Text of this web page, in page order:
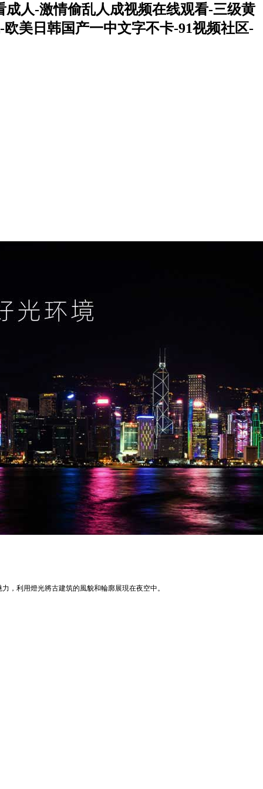
人-激情偷乱人成视频在线观看-三级黄
美日韩国产一中文字不卡-91视频社区-
，利用燈光將古建筑的風貌和輪廓展現在夜空中。